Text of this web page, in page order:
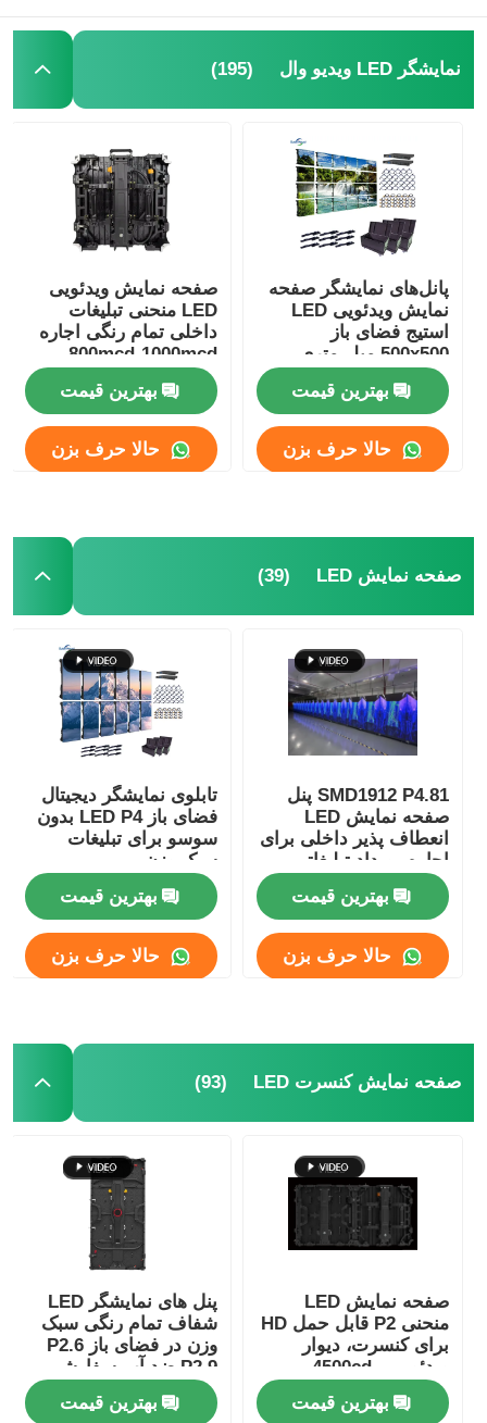
نمایش VR
درباره ما
بازدید از کارخانه
نمایشگر LED ویدیو وال (195)
پانل‌های نمایشگر صفحه
نمایش ویدئویی LED
استیج فضای باز
500x500 میلی‌متری
P3.91
بهترین قیمت
حالا حرف بزن
صفحه نمایش ویدئویی
LED منحنی تبلیغات
داخلی تمام رنگی اجاره
800mcd-1000mcd
بهترین قیمت
حالا حرف بزن
صفحه نمایش LED (39)
SMD1912 P4.81 پنل
صفحه نمایش LED
انعطاف پذیر داخلی برای
اجاره رویداد تبلیغاتی
بهترین قیمت
حالا حرف بزن
تابلوی نمایشگر دیجیتال
فضای باز LED P4 بدون
سوسو برای تبلیغات
سبک وزن
بهترین قیمت
حالا حرف بزن
صفحه نمایش کنسرت LED (93)
صفحه نمایش LED
منحنی P2 قابل حمل HD
برای کنسرت، دیوار
ویدئویی، 4500cd-
5000cd
بهترین قیمت
پنل های نمایشگر LED
شفاف تمام رنگی سبک
وزن در فضای باز P2.6
P2.9 ضد آب سفارشی
بهترین قیمت